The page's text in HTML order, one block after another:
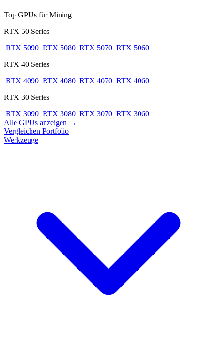
Top GPUs für Mining
RTX 50 Series
RTX 5090 RTX 5080 RTX 5070 RTX 5060
RTX 40 Series
RTX 4090 RTX 4080 RTX 4070 RTX 4060
RTX 30 Series
RTX 3090 RTX 3080 RTX 3070 RTX 3060
Alle GPUs anzeigen →
Vergleichen Portfolio
Werkzeuge